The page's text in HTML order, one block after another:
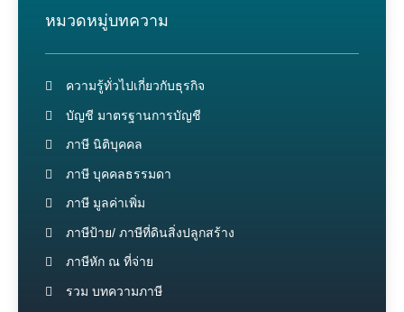
หมวดหมู่บทความ
ความรู้ทั่วไปเกี่ยวกับธุรกิจ
บัญชี มาตรฐานการบัญชี
ภาษี นิติบุคคล
ภาษี บุคคลธรรมดา
ภาษี มูลค่าเพิ่ม
ภาษีป้าย/ ภาษีที่ดินสิ่งปลูกสร้าง
ภาษีหัก ณ ที่จ่าย
รวม บทความภาษี